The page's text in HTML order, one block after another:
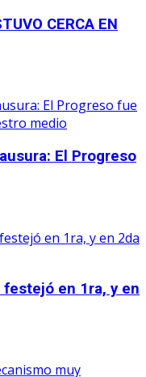
CERCA EN
El Progreso
en 1ra, y en